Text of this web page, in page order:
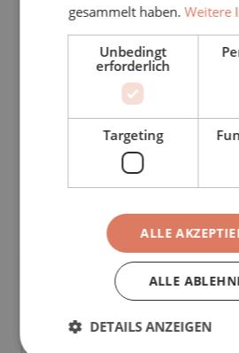
Ce formulaire vous permet
Cette demande est gratuite et
Combien de voyageurs
Enfant(s) moins de 12 ans
gesammelt haben. Weitere
Unbedingt
erforderlich
Targeting
ALLE
ALLE
DETAILS ANZEIGEN